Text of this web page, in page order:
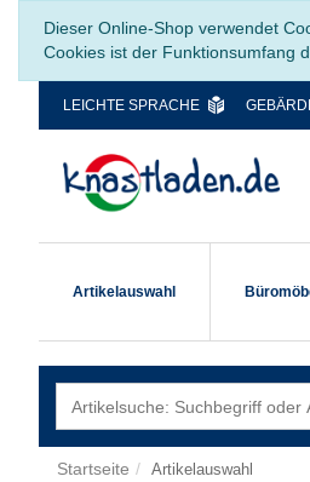
Dieser Online-Shop verwendet
Cookies ist der Funktionsumfang
LEICHTE SPRACHE
Artikelauswahl
Startseite Artikelauswahl